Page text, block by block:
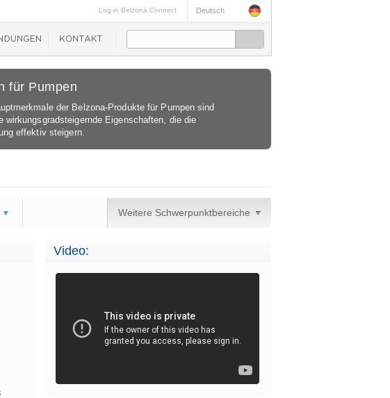
Deutsch
Log-in Belzona Connect
für Pumpen
der Belzona-Produkte für Pumpen sind
wirkungsgradsteigernde Eigenschaften, die die
effektiv steigern.
Weitere Schwerpunktbereiche
Video: